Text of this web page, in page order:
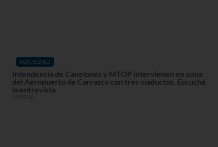
SOCIEDAD
Intendencia de Canelones y MTOP intervienen en zona
del Aeropuerto de Carrasco con tres viaductos. Escuchá
la entrevista
31/07/26